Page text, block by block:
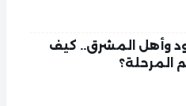
وأهل المشرق.. كيف
المرحلة؟